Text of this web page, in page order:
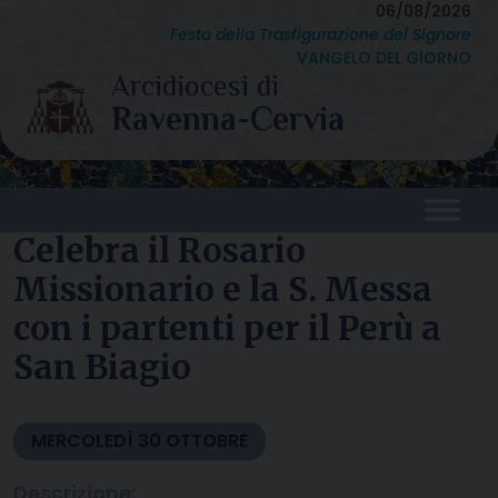
content
06/08/2026
Festa della Trasfigurazione del Signore
VANGELO DEL GIORNO
Celebra il Rosario
Missionario e la S. Messa
con i partenti per il Perù a
San Biagio
MERCOLEDÌ 30 OTTOBRE